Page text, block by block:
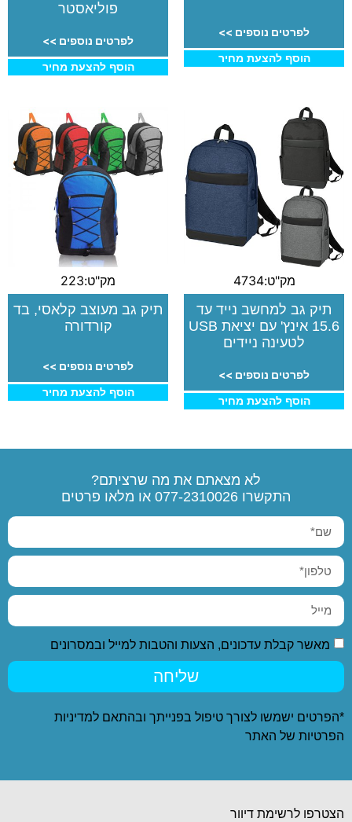
לפרטים נוספים >>
הוסף להצעת מחיר
פוליאסטר
לפרטים נוספים >>
הוסף להצעת מחיר
מק"ט:4734
תיק גב למחשב נייד עד
15.6 אינץ' עם יציאת USB
לטעינה ניידים
לפרטים נוספים >>
הוסף להצעת מחיר
מק"ט:223
תיק גב מעוצב קלאסי, בד
קורדורה
לפרטים נוספים >>
הוסף להצעת מחיר
לא מצאתם את מה שרציתם?
התקשרו 077-2310026 או מלאו פרטים
מאשר קבלת עדכונים, הצעות והטבות למייל ובמסרונים
שליחה
*הפרטים ישמשו לצורך טיפול בפנייתך ובהתאם למדיניות
הפרטיות של האתר
הצטרפו לרשימת דיוור